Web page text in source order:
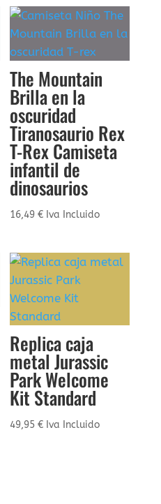
The Mountain
Brilla en la
oscuridad
Tiranosaurio Rex
T-Rex Camiseta
infantil de
dinosaurios
16,49€ Iva Incluido
Replica caja
metal Jurassic
Park Welcome
Kit Standard
49,95€ Iva Incluido